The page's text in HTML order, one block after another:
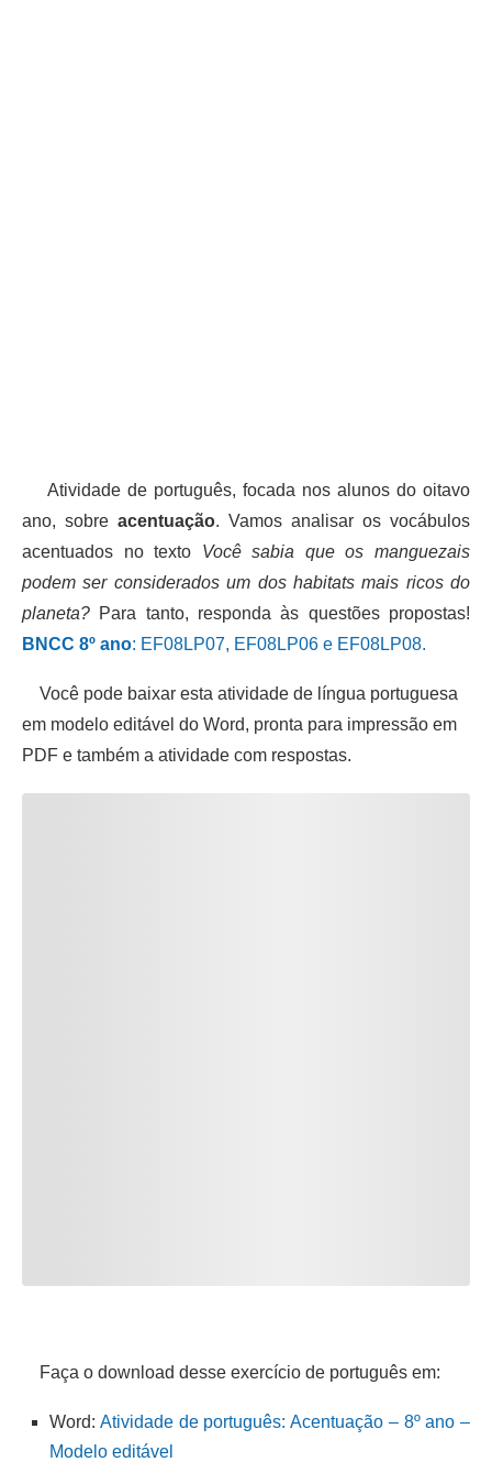
Atividade de português, focada nos alunos do oitavo
ano, sobre acentuação. Vamos analisar os vocábulos
acentuados no texto Você sabia que os manguezais
podem ser considerados um dos habitats mais ricos do
planeta? Para tanto, responda às questões propostas!
BNCC 8º ano: EF08LP07, EF08LP06 e EF08LP08.
Você pode baixar esta atividade de língua portuguesa
em modelo editável do Word, pronta para impressão em
PDF e também a atividade com respostas.
Faça o download desse exercício de português em:
Word: Atividade de português: Acentuação – 8º ano –
Modelo editável